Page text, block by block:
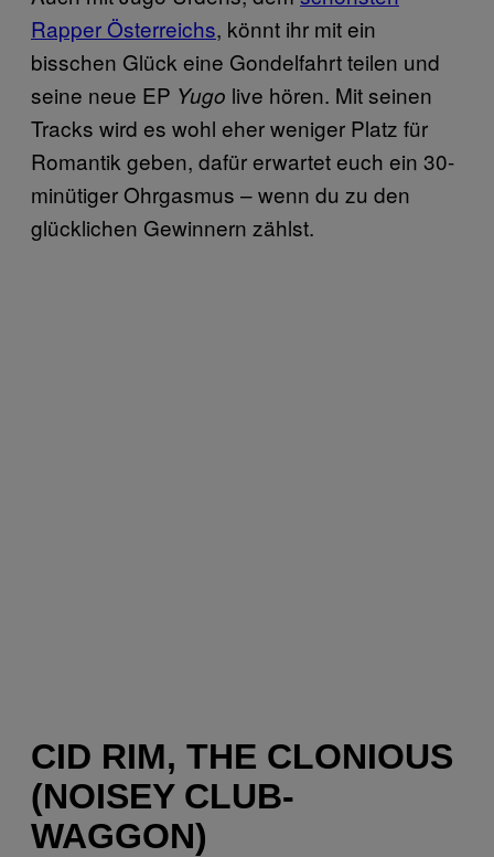
Rapper Österreichs, könnt ihr mit ein
bisschen Glück eine Gondelfahrt teilen und
seine neue EP Yugo live hören. Mit seinen
Tracks wird es wohl eher weniger Platz für
Romantik geben, dafür erwartet euch ein 30-
minütiger Ohrgasmus – wenn du zu den
glücklichen Gewinnern zählst.
CID RIM, THE CLONIOUS
(NOISEY CLUB-
WAGGON)